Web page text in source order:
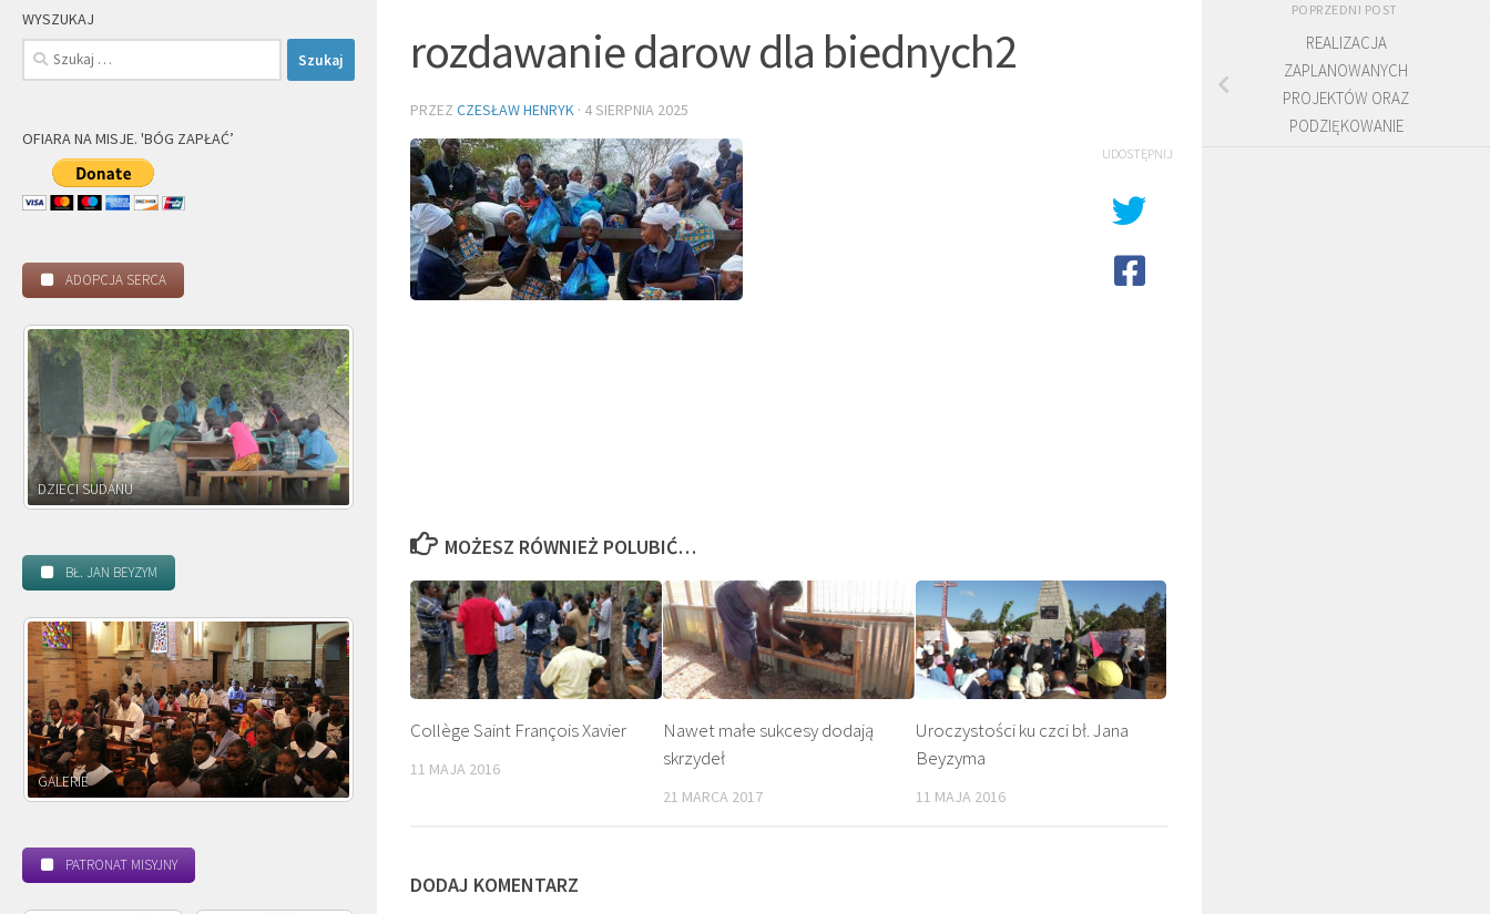
rozdawanie darow dla biednych2
PRZEZ CZESŁAW HENRYK · 4 SIERPNIA 2025
UDOSTĘPNIJ
MOŻESZ RÓWNIEŻ POLUBIĆ…
Collège Saint François Xavier
11 MAJA 2016
Nawet małe sukcesy dodają
skrzydeł
21 MARCA 2017
Uroczystości ku czci bł. Jana
Beyzyma
11 MAJA 2016
DODAJ KOMENTARZ
WYSZUKAJ
Szukaj:
OFIARA NA MISJE. 'BÓG ZAPŁAĆ’
ADOPCJA SERCA
DZIECI ZAMBII
BŁ. JAN BEYZYM
POWOŁANIE MISYJNE
PATRONAT MISYJNY
POPRZEDNI POST
REALIZACJA
ZAPLANOWANYCH
PROJEKTÓW ORAZ
PODZIĘKOWANIE